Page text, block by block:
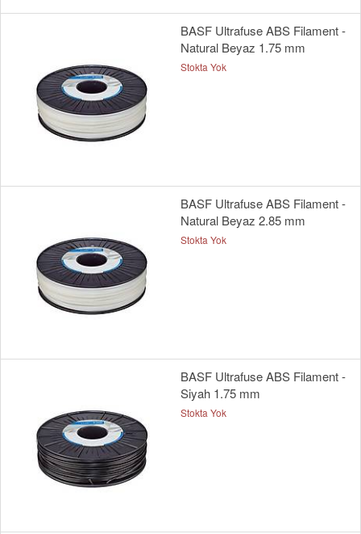
BASF Ultrafuse ABS Filament -
Natural Beyaz 1.75 mm
Stokta Yok
BASF Ultrafuse ABS Filament -
Natural Beyaz 2.85 mm
Stokta Yok
BASF Ultrafuse ABS Filament -
Siyah 1.75 mm
Stokta Yok